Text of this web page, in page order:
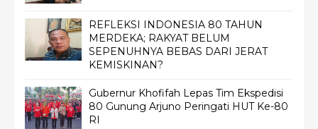
REFLEKSI INDONESIA 80 TAHUN
MERDEKA; RAKYAT BELUM
SEPENUHNYA BEBAS DARI JERAT
KEMISKINAN?
Gubernur Khofifah Lepas Tim Ekspedisi
80 Gunung Arjuno Peringati HUT Ke-80
RI